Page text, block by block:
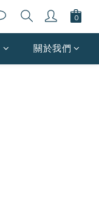
關於我們